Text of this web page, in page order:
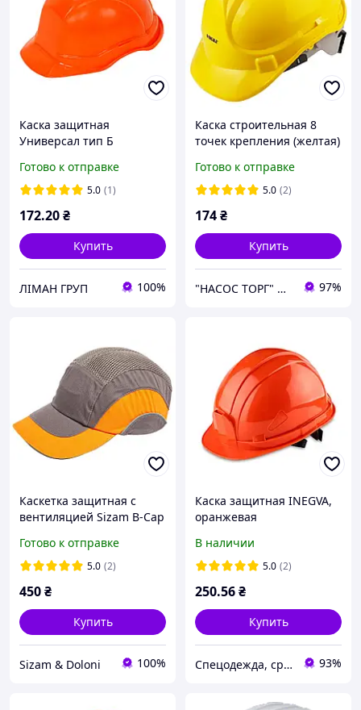
Каска защитная
Универсал тип Б
Готово к отправке
5.0 (1)
172.20₴
Купить
ЛІМАН ГРУП 100%
Каска строительная 8
точек крепления (желтая)
Готово к отправке
5.0 (2)
174₴
Купить
"НАСОС ТОРГ" Насосное оборудование, инструменты, освещение 97%
Каскетка защитная с
вентиляцией Sizam B-Cap
Готово к отправке
5.0 (2)
450₴
Купить
Sizam & Doloni 100%
Каска защитная INEGVA,
оранжевая
В наличии
5.0 (2)
250.56₴
Купить
Спецодежда, средства индивидуальной защиты от производителя ООО КОМПАНИЯ ТЕКС-3000 93%